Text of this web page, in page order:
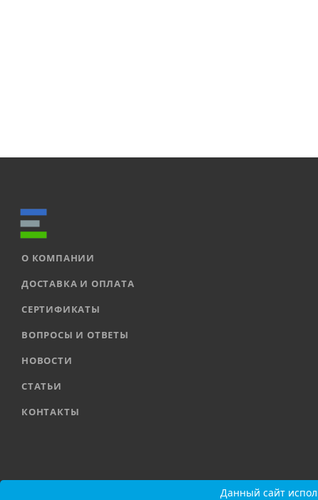
О КОМПАНИИ
ДОСТАВКА И ОПЛАТА
СЕРТИФИКАТЫ
ВОПРОСЫ И ОТВЕТЫ
НОВОСТИ
СТАТЬИ
КОНТАКТЫ
Карта сайтаДанный сайт